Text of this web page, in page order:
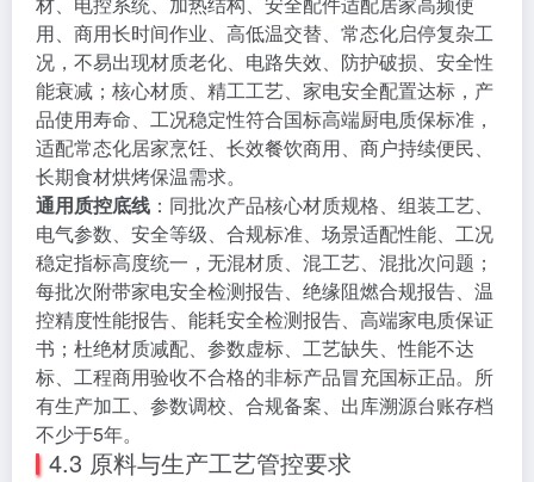
用、商用长时间作业、高低温交替、常态化启停复杂工
况，不易出现材质老化、电路失效、防护破损、安全性
能衰减；核心材质、精工工艺、家电安全配置达标，产
品使用寿命、工况稳定性符合国标高端厨电质保标准，
适配常态化居家烹饪、长效餐饮商用、商户持续便民、
长期食材烘烤保温需求。
通用质控底线 ：同批次产品核心材质规格、组装工艺、
电气参数、安全等级、合规标准、场景适配性能、工况
稳定指标高度统一，无混材质、混工艺、混批次问题；
每批次附带家电安全检测报告、绝缘阻燃合规报告、温
控精度性能报告、能耗安全检测报告、高端家电质保证
书；杜绝材质减配、参数虚标、工艺缺失、性能不达
标、工程商用验收不合格的非标产品冒充国标正品。所
有生产加工、参数调校、合规备案、出库溯源台账存档
不少于5年。
4.3 原料与生产工艺管控要求